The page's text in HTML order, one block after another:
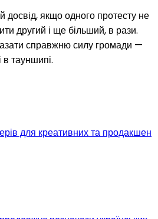
досвід, якщо одного протесту не
другий і ще більший, в рази.
справжню силу громади —
в тауншипі.
для креативних та продакшен